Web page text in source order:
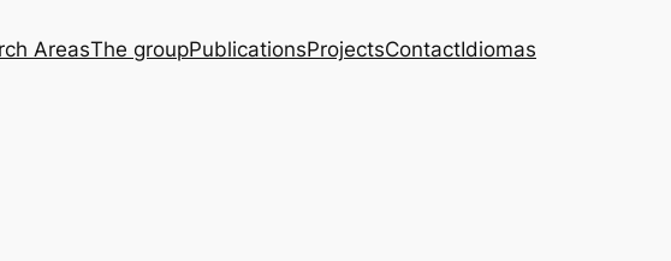
AreasThe groupPublicationsProjectsContactIdiomas